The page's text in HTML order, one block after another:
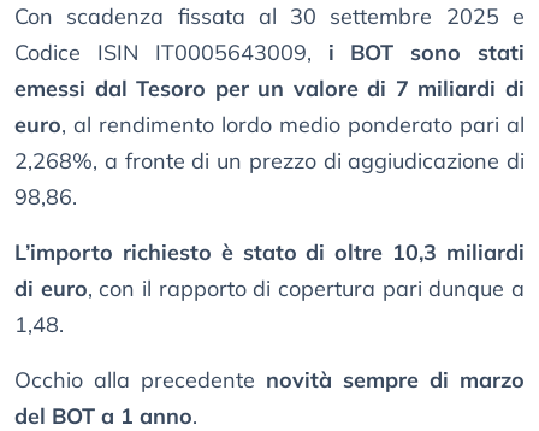
Con scadenza fissata al 30 settembre 2025 e
Codice ISIN IT0005643009, i BOT sono stati
emessi dal Tesoro per un valore di 7 miliardi di
euro, al rendimento lordo medio ponderato pari al
2,268%, a fronte di un prezzo di aggiudicazione di
98,86.
L’importo richiesto è stato di oltre 10,3 miliardi
di euro, con il rapporto di copertura pari dunque a
1,48.
Occhio alla precedente novità sempre di marzo
del BOT a 1 anno.